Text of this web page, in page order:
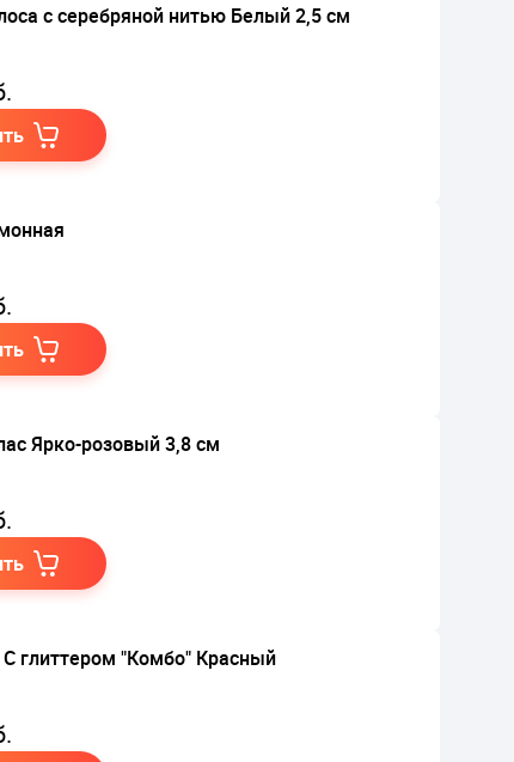
с серебряной нитью Белый 2,5 см
Ярко-розовый 3,8 см
глиттером "Комбо" Красный